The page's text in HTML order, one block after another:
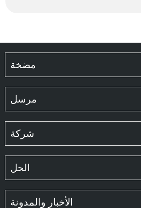
مضخة
مرسل
شركة
الحل
الأخبار والمدونة